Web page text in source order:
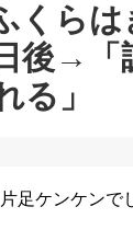
くら
後→「
る」
足ケンケン